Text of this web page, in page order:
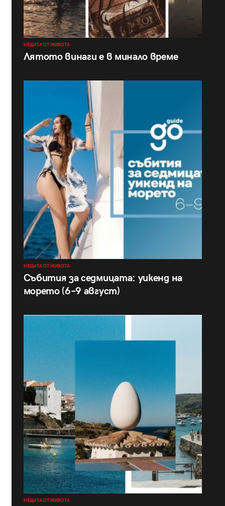
НЕЩАТА ОТ ЖИВОТА
Лятото винаги е в минало време
НЕЩАТА ОТ ЖИВОТА
Събития за седмицата: уикенд на
морето (6–9 август)
НЕЩАТА ОТ ЖИВОТА